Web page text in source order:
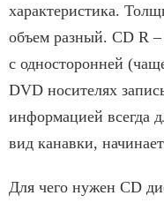
характеристика.
объем разный. CD R
с односторонней
DVD носителях
информацией всегда
вид канавки,
Для чего нужен CD